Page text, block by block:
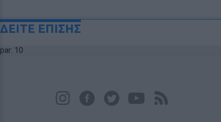
ΔΕΙΤΕ ΕΠΙΣΗΣ
par: 10